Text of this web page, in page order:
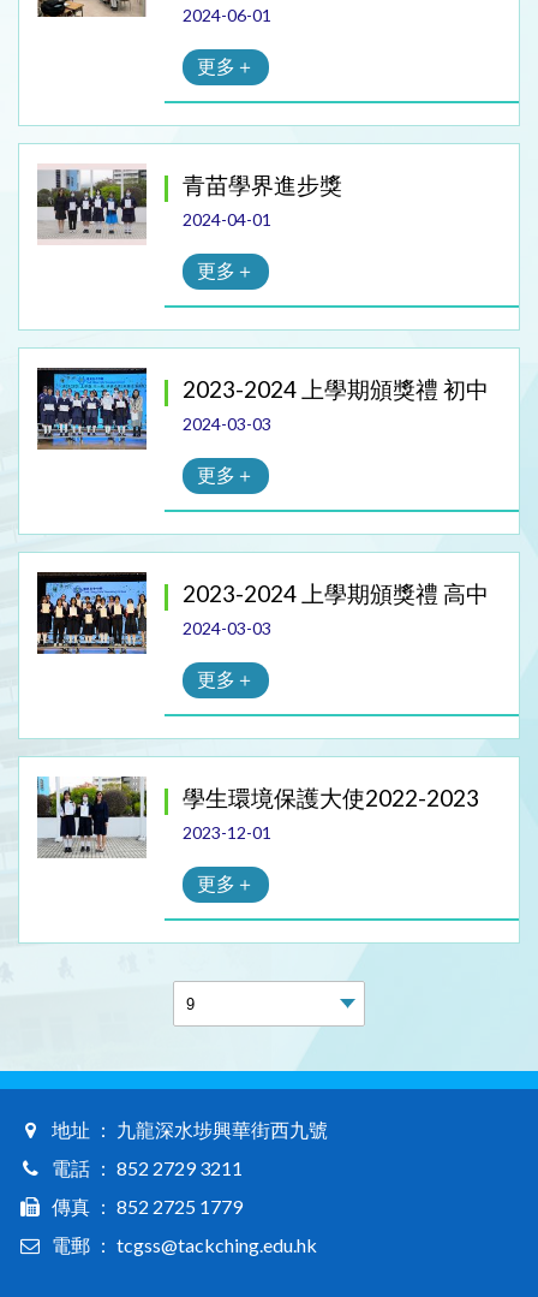
2024-06-01
更多＋
青苗學界進步獎
2024-04-01
更多＋
2023-2024 上學期頒獎禮 初中
2024-03-03
更多＋
2023-2024 上學期頒獎禮 高中
2024-03-03
更多＋
學生環境保護大使2022-2023
2023-12-01
更多＋
地址 ： 九龍深水埗興華街西九號
電話 ： 852 2729 3211
傳真 ： 852 2725 1779
電郵 ： tcgss@tackching.edu.hk